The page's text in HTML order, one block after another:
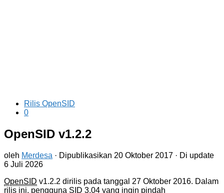
Rilis OpenSID
0
OpenSID v1.2.2
oleh Merdesa · Dipublikasikan 20 Oktober 2017 · Di update
6 Juli 2026
OpenSID v1.2.2 dirilis pada tanggal 27 Oktober 2016. Dalam
rilis ini, pengguna SID 3.04 yang ingin pindah